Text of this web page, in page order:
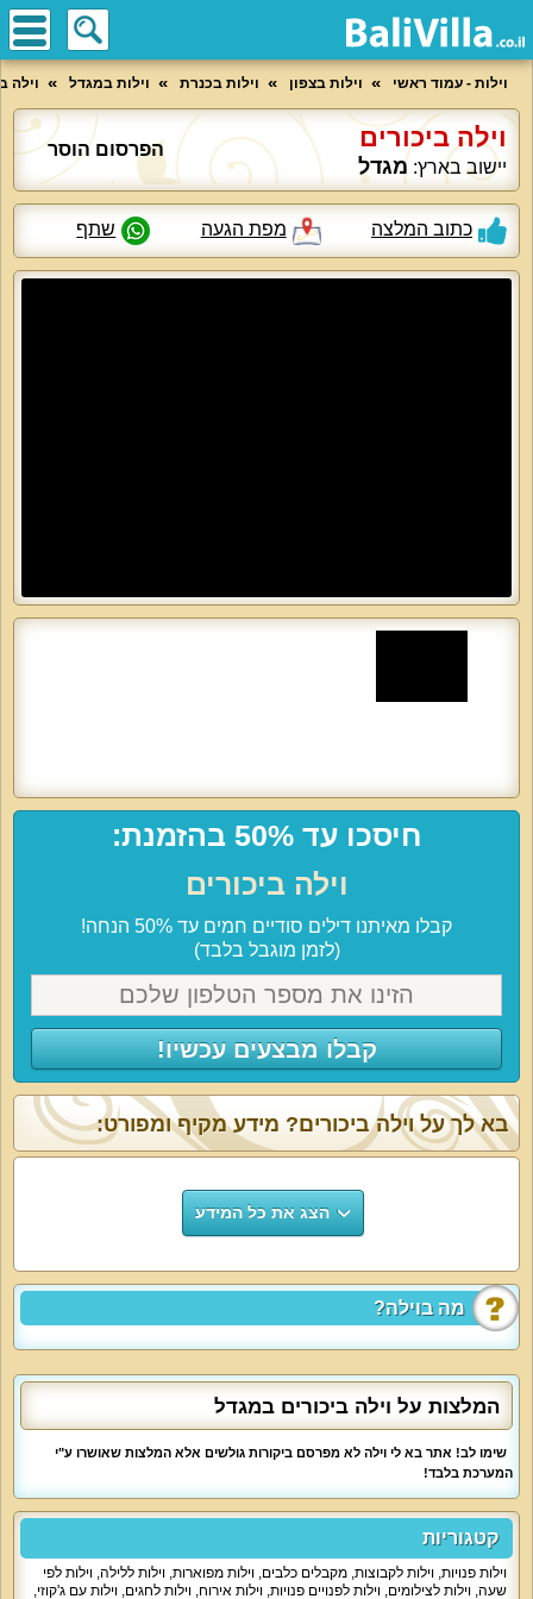
וילות - עמוד ראשי וילות בצפון וילות בכנרת וילות במגדל וילה
וילה ביכורים
יישוב בארץ: מגדל
הפרסום הוסר
כתוב המלצה מפת הגעה שתף
חיסכו עד 50% בהזמנת:
וילה ביכורים
קבלו מאיתנו דילים סודיים חמים עד 50% הנחה!
(לזמן מוגבל בלבד)
קבלו מבצעים עכשיו!
מה בוילה?
בא לך על וילה ביכורים? מידע מקיף ומפורט:
הצג את כל המידע
המלצות על וילה ביכורים במגדל
שימו לב! אתר בא לי וילה לא מפרסם ביקורות גולשים אלא המלצות שאושרו ע"י
המערכת בלבד!
קטגוריות
וילות פנויות, וילות לקבוצות, מקבלים כלבים, וילות מפוארות, וילות ללילה, וילות לפי
שעה, וילות לצילומים, וילות לפנויים פנויות, וילות אירוח, וילות לחגים, וילות עם ג'קוזי,